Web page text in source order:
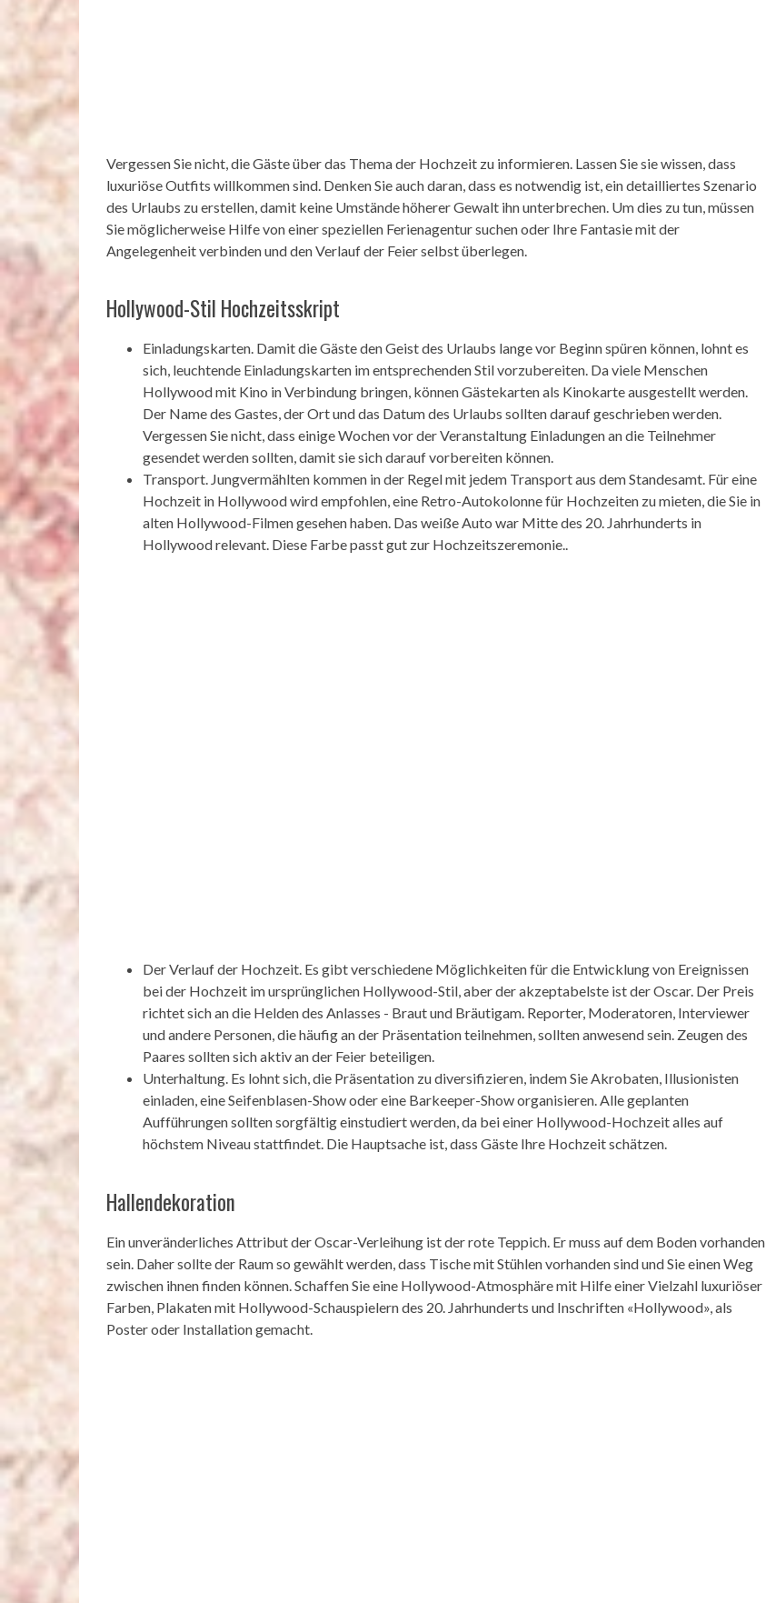
Vergessen Sie nicht, die Gäste über das Thema der Hochzeit zu informieren. Lassen Sie sie wissen, dass
luxuriöse Outfits willkommen sind. Denken Sie auch daran, dass es notwendig ist, ein detailliertes Szenario
des Urlaubs zu erstellen, damit keine Umstände höherer Gewalt ihn unterbrechen. Um dies zu tun, müssen
Sie möglicherweise Hilfe von einer speziellen Ferienagentur suchen oder Ihre Fantasie mit der
Angelegenheit verbinden und den Verlauf der Feier selbst überlegen.
Hollywood-Stil Hochzeitsskript
Einladungskarten. Damit die Gäste den Geist des Urlaubs lange vor Beginn spüren können, lohnt es
sich, leuchtende Einladungskarten im entsprechenden Stil vorzubereiten. Da viele Menschen
Hollywood mit Kino in Verbindung bringen, können Gästekarten als Kinokarte ausgestellt werden.
Der Name des Gastes, der Ort und das Datum des Urlaubs sollten darauf geschrieben werden.
Vergessen Sie nicht, dass einige Wochen vor der Veranstaltung Einladungen an die Teilnehmer
gesendet werden sollten, damit sie sich darauf vorbereiten können.
Transport. Jungvermählten kommen in der Regel mit jedem Transport aus dem Standesamt. Für eine
Hochzeit in Hollywood wird empfohlen, eine Retro-Autokolonne für Hochzeiten zu mieten, die Sie in
alten Hollywood-Filmen gesehen haben. Das weiße Auto war Mitte des 20. Jahrhunderts in
Hollywood relevant. Diese Farbe passt gut zur Hochzeitszeremonie..
Der Verlauf der Hochzeit. Es gibt verschiedene Möglichkeiten für die Entwicklung von Ereignissen
bei der Hochzeit im ursprünglichen Hollywood-Stil, aber der akzeptabelste ist der Oscar. Der Preis
richtet sich an die Helden des Anlasses - Braut und Bräutigam. Reporter, Moderatoren, Interviewer
und andere Personen, die häufig an der Präsentation teilnehmen, sollten anwesend sein. Zeugen des
Paares sollten sich aktiv an der Feier beteiligen.
Unterhaltung. Es lohnt sich, die Präsentation zu diversifizieren, indem Sie Akrobaten, Illusionisten
einladen, eine Seifenblasen-Show oder eine Barkeeper-Show organisieren. Alle geplanten
Aufführungen sollten sorgfältig einstudiert werden, da bei einer Hollywood-Hochzeit alles auf
höchstem Niveau stattfindet. Die Hauptsache ist, dass Gäste Ihre Hochzeit schätzen.
Hallendekoration
Ein unveränderliches Attribut der Oscar-Verleihung ist der rote Teppich. Er muss auf dem Boden vorhanden
sein. Daher sollte der Raum so gewählt werden, dass Tische mit Stühlen vorhanden sind und Sie einen Weg
zwischen ihnen finden können. Schaffen Sie eine Hollywood-Atmosphäre mit Hilfe einer Vielzahl luxuriöser
Farben, Plakaten mit Hollywood-Schauspielern des 20. Jahrhunderts und Inschriften «Hollywood», als
Poster oder Installation gemacht.